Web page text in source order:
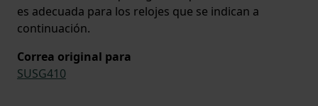
es adecuada para los relojes que se indican a
continuación.
Correa original para
SUSG410